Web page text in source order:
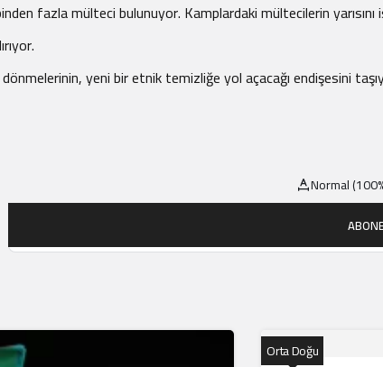
fazla mülteci bulunuyor. Kamplardaki mültecilerin
yeni bir etnik temizliğe yol açacağı endişesini
Normal
Orta Doğu